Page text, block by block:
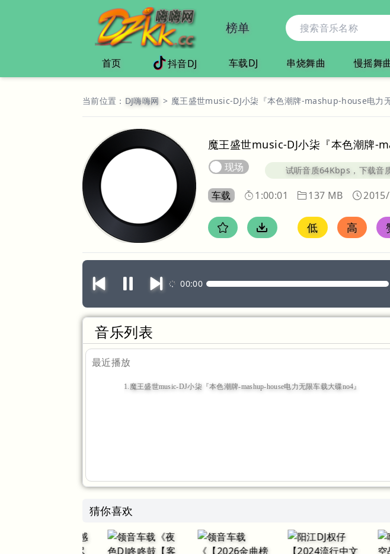
榜单
首页 抖音DJ 车载DJ 串烧舞曲 慢摇舞
当前位置： DJ嗨嗨网 > 魔王盛世music-DJ小柒『本色潮牌-mashup-house电力
现场
魔王盛世music-DJ小柒『本色潮牌-
试听音质64Kbps，下载音
车载 1:00:01 137 MB
低 高
00:00
音乐列表
最近播放
1.魔王盛世music-DJ小柒『本色潮牌-mashup-house电力无限车载大碟no4』
猜你喜欢